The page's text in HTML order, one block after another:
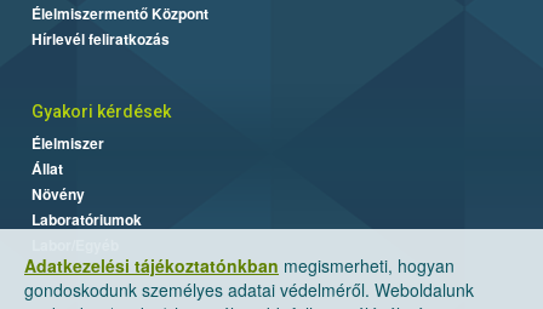
Adatkezelési tájékoztatónkban megismerheti, hogyan
gondoskodunk személyes adatai védelméről. Weboldalunk
Élelmiszermentő Központ
Hírlevél feliratkozás
Gyakori kérdések
Élelmiszer
Állat
Növény
Laboratóriumok